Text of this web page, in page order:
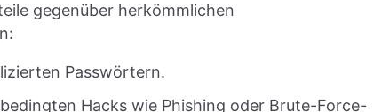
gegenüber herkömmlichen
Passwörtern.
Hacks wie Phishing oder Brute-Force-